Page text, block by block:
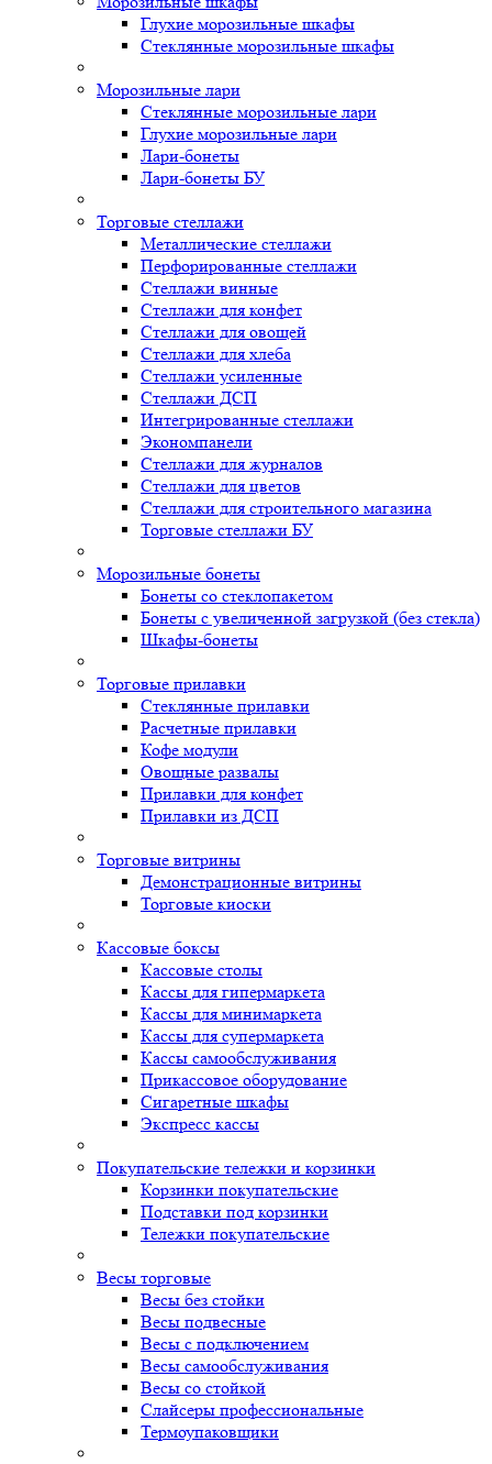
Глухие морозильные шкафы
Стеклянные морозильные шкафы
Морозильные лари
Стеклянные морозильные лари
Глухие морозильные лари
Лари-бонеты
Лари-бонеты БУ
Торговые стеллажи
Металлические стеллажи
Перфорированные стеллажи
Стеллажи винные
Стеллажи для конфет
Стеллажи для овощей
Стеллажи для хлеба
Стеллажи усиленные
Стеллажи ДСП
Интегрированные стеллажи
Экономпанели
Стеллажи для журналов
Стеллажи для цветов
Стеллажи для строительного магазина
Торговые стеллажи БУ
Морозильные бонеты
Бонеты со стеклопакетом
Бонеты с увеличенной загрузкой (без стекла)
Шкафы-бонеты
Торговые прилавки
Стеклянные прилавки
Расчетные прилавки
Кофе модули
Овощные развалы
Прилавки для конфет
Прилавки из ДСП
Торговые витрины
Демонстрационные витрины
Торговые киоски
Кассовые боксы
Кассовые столы
Кассы для гипермаркета
Кассы для минимаркета
Кассы для супермаркета
Кассы самообслуживания
Прикассовое оборудование
Сигаретные шкафы
Экспресс кассы
Покупательские тележки и корзинки
Корзинки покупательские
Подставки под корзинки
Тележки покупательские
Весы торговые
Весы без стойки
Весы подвесные
Весы с подключением
Весы самообслуживания
Весы со стойкой
Слайсеры профессиональные
Термоупаковщики